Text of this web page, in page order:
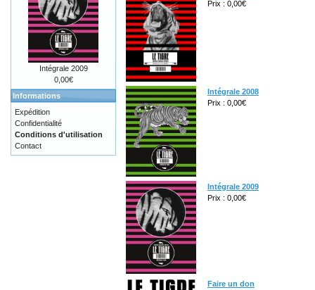
Prix : 0,00€
Intégrale 2008
Prix : 0,00€
Intégrale 2009
Prix : 0,00€
Faire un don
Intégrale 2009
0,00€
Informations
Expédition
Confidentialité
Conditions d'utilisation
Contact